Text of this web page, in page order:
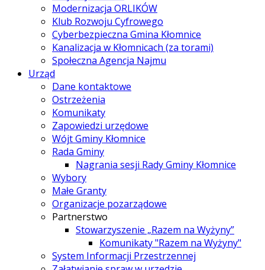
Modernizacja ORLIKÓW
Klub Rozwoju Cyfrowego
Cyberbezpieczna Gmina Kłomnice
Kanalizacja w Kłomnicach (za torami)
Społeczna Agencja Najmu
Urząd
Dane kontaktowe
Ostrzeżenia
Komunikaty
Zapowiedzi urzędowe
Wójt Gminy Kłomnice
Rada Gminy
Nagrania sesji Rady Gminy Kłomnice
Wybory
Małe Granty
Organizacje pozarządowe
Partnerstwo
Stowarzyszenie „Razem na Wyżyny”
Komunikaty "Razem na Wyżyny"
System Informacji Przestrzennej